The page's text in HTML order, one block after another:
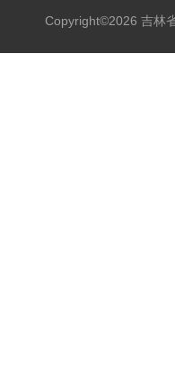
Copyright©2026 吉林